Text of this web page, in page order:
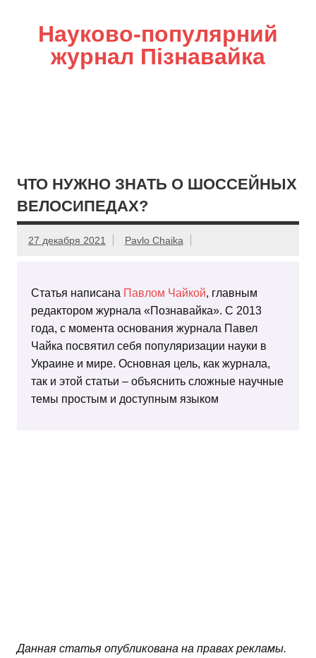
Науково-популярний
журнал Пізнавайка
ЧТО НУЖНО ЗНАТЬ О ШОССЕЙНЫХ
ВЕЛОСИПЕДАХ?
27 декабря 2021 Pavlo Chaika
Статья написана Павлом Чайкой, главным
редактором журнала «Познавайка». С 2013
года, с момента основания журнала Павел
Чайка посвятил себя популяризации науки в
Украине и мире. Основная цель, как журнала,
так и этой статьи – объяснить сложные научные
темы простым и доступным языком
Данная статья опубликована на правах рекламы.